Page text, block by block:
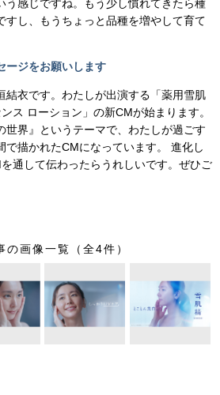
う感じですね。もう少し慣れてきたら種
すし、もうちょっと品種を増やして育て
ージをお願いします
結衣です。わたしが出演する「薬用雪肌
ス ローション」の新CMが始まります。
世界』というテーマで、わたしが過ごす
で描かれたCMになっています。 進化し
通して伝わったらうれしいです。ぜひご
st
の画像一覧（全4件）